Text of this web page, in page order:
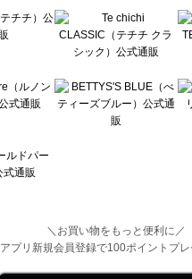
＼お買い物をもっと便利に／
アプリ新規会員登録で100ポイントプレ